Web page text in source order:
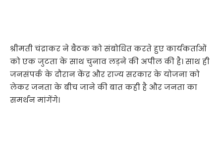
श्रीमती चंद्राकर ने बैठक को संबोधित करते हुए कार्यकर्ताओं
को एक जुटता के साथ चुनाव लड़ने की अपील की है। साथ ही
जनसंपर्क के दौरान केंद्र और राज्य सरकार के योजना को
लेकर जनता के बीच जाने की बात कही है और जनता का
समर्थन मांगेंगे।